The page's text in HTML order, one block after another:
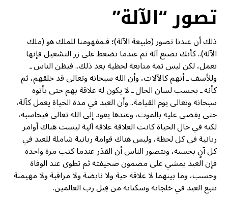
تصور “الآلة”
ذلك أن عندنا تصور (طبيعة الآلة)؛ فـمفهومنا للملك هو (ملك
الآلة).. كأنك تصنع آلة ثم عندما تضغط على زر التشغيل فإنها
تعمل، لكن ليس ثمة متابعة لحظية بعد ذلك.. فيظن الناس ـ
وللأسف ـ أنهم كالآلات، وأن الله سبحانه وتعالى قد خلقهم، ثم
كأنه ـ بحسب لسان الحال ـ لا يكون له علاقة بهم حتى يأتوه
سبحانه وتعالى يوم القيامة.. وأن العبد في مدة الحياة يعمل كآلة،
حتى يقضى عليه بالموت، وعندها يعود إلى الله تعالى فيحاسبه،
لكنه في حال الحياة كانت العلاقة علاقة آلية ليست هناك أوامر
ربانية في كل لحظة، وليس هناك قوامة ربانية شاملة للعبد في
كل آنٍ بحسبه، ويتصور الناس أن القدَر عندما كتب مرة واحدة
فإن العبد يمشي على مضمون صحيفته ثم تطوى عند الوفاة
وحسب، وما بينهما لا علاقة حية ولا نابضة ولا مراقبة ولا مهيمنة
تتبع العبد في خلجاته وسكناته من قِبل رب العالمين.